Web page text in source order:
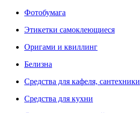
Фотобумага
Этикетки самоклеющиеся
Оригами и квиллинг
Белизна
Средства для кафеля, сантехники
Средства для кухни